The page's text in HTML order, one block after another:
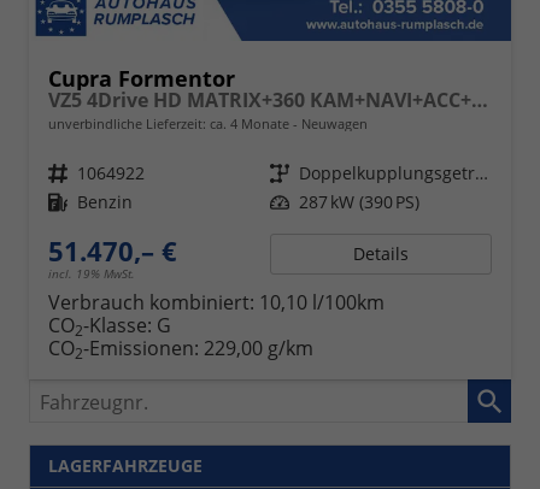
Cupra Formentor
VZ5 4Drive HD MATRIX+360 KAM+NAVI+ACC+20"LM+SENNHEISER
unverbindliche Lieferzeit: ca. 4 Monate Neuwagen
Fahrzeugnr. 1064922 Getriebe
Doppelkupplungsgetriebe (DSG)
Kraftstoff Benzin Leistung 287 kW (390 PS)
51.470,– €
incl. 19% MwSt.
Details
Verbrauch kombiniert: 10,10 l/100km
CO2-Klasse: G
CO2-Emissionen: 229,00 g/km
Fahrzeugnr.
LAGERFAHRZEUGE